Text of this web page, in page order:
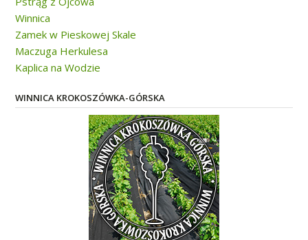
Winnica
Zamek w Pieskowej Skale
Maczuga Herkulesa
Kaplica na Wodzie
WINNICA KROKOSZÓWKA-GÓRSKA